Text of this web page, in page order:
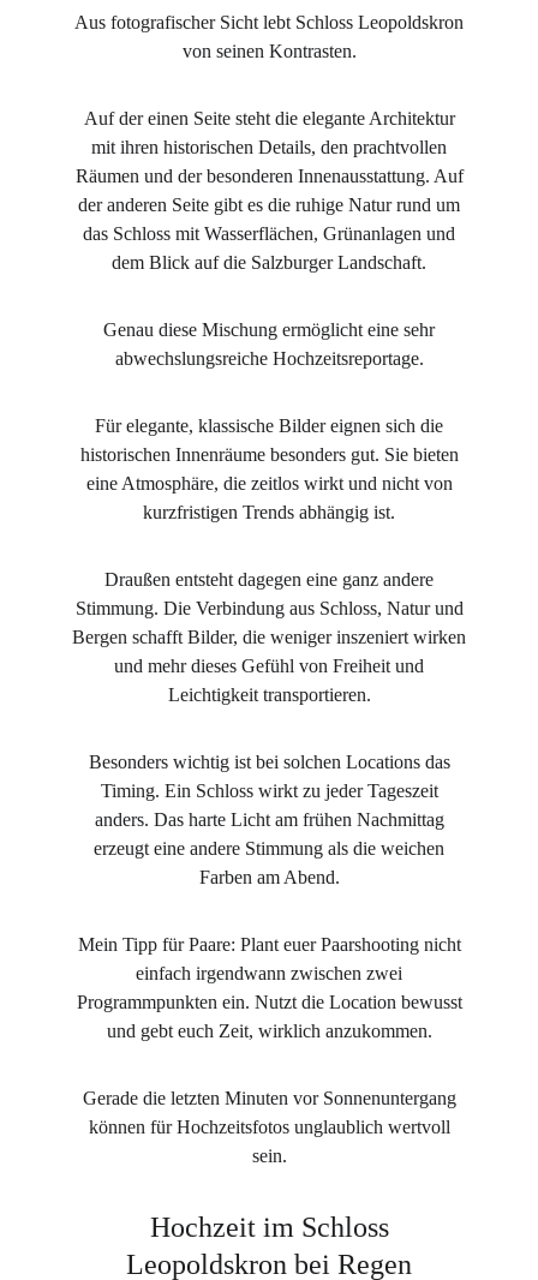
Aus fotografischer Sicht lebt Schloss Leopoldskron
von seinen Kontrasten.
Auf der einen Seite steht die elegante Architektur
mit ihren historischen Details, den prachtvollen
Räumen und der besonderen Innenausstattung. Auf
der anderen Seite gibt es die ruhige Natur rund um
das Schloss mit Wasserflächen, Grünanlagen und
dem Blick auf die Salzburger Landschaft.
Genau diese Mischung ermöglicht eine sehr
abwechslungsreiche Hochzeitsreportage.
Für elegante, klassische Bilder eignen sich die
historischen Innenräume besonders gut. Sie bieten
eine Atmosphäre, die zeitlos wirkt und nicht von
kurzfristigen Trends abhängig ist.
Draußen entsteht dagegen eine ganz andere
Stimmung. Die Verbindung aus Schloss, Natur und
Bergen schafft Bilder, die weniger inszeniert wirken
und mehr dieses Gefühl von Freiheit und
Leichtigkeit transportieren.
Besonders wichtig ist bei solchen Locations das
Timing. Ein Schloss wirkt zu jeder Tageszeit
anders. Das harte Licht am frühen Nachmittag
erzeugt eine andere Stimmung als die weichen
Farben am Abend.
Mein Tipp für Paare: Plant euer Paarshooting nicht
einfach irgendwann zwischen zwei
Programmpunkten ein. Nutzt die Location bewusst
und gebt euch Zeit, wirklich anzukommen.
Gerade die letzten Minuten vor Sonnenuntergang
können für Hochzeitsfotos unglaublich wertvoll
sein.
Hochzeit im Schloss
Leopoldskron bei Regen